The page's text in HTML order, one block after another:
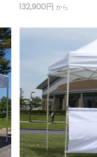
132,900円 から